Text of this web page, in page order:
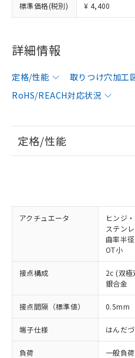
標準価格(税別) ¥ 4,400
詳細情報
定格/性能 取りつけ穴加工
RoHS/REACH対応状況
定格/性能
アクチュエータ
ヒンジ
ステン
曲率半
OT小
接点構成
2c (双極
銀合金
接点間隔（標準値） 0.5mm
端子仕様 はんだ
負荷 一般負荷